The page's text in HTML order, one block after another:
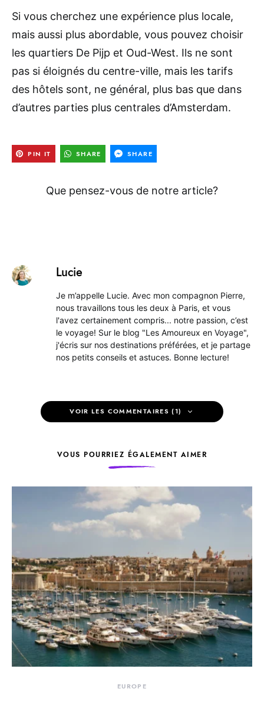
Si vous cherchez une expérience plus locale,
mais aussi plus abordable, vous pouvez choisir
les quartiers De Pijp et Oud-West. Ils ne sont
pas si éloignés du centre-ville, mais les tarifs
des hôtels sont, ne général, plus bas que dans
d’autres parties plus centrales d’Amsterdam.
PIN IT SHARE SHARE
Que pensez-vous de notre article?
Lucie
Je m’appelle Lucie. Avec mon compagnon Pierre,
nous travaillons tous les deux à Paris, et vous
l'avez certainement compris... notre passion, c’est
le voyage! Sur le blog "Les Amoureux en Voyage",
j'écris sur nos destinations préférées, et je partage
nos petits conseils et astuces. Bonne lecture!
VOIR LES COMMENTAIRES (1)
VOUS POURRIEZ ÉGALEMENT AIMER
EUROPE